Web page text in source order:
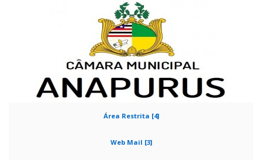
Área Restrita [4]
Web Mail [3]